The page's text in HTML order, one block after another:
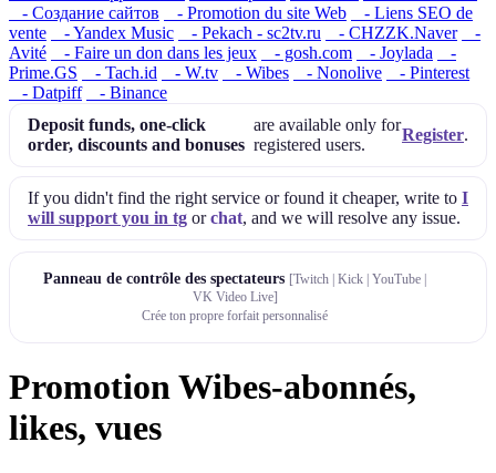
- Создание сайтов
- Promotion du site Web
- Liens SEO de
vente
- Yandex Music - Pekach - sc2tv.ru - CHZZK.Naver
-
Avité
- Faire un don dans les jeux - gosh.com - Joylada
-
Prime.GS
- Tach.id - W.tv - Wibes - Nonolive
- Pinterest
- Datpiff
- Binance
Deposit funds, one-click
order, discounts and bonuses
are available only for
registered users.
Register.
If you didn't find the right service or found it cheaper, write to I
will support you in tg orchat, and we will resolve any issue.
Panneau de contrôle des spectateurs [Twitch | Kick | YouTube |
VK Video Live]
Crée ton propre forfait personnalisé
Promotion Wibes-abonnés,
likes, vues